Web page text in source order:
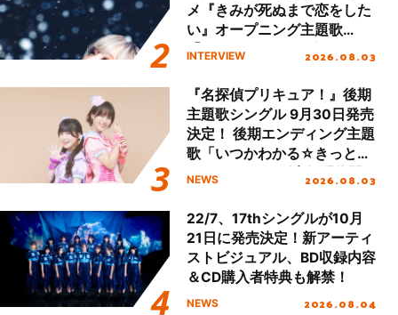
メ『きみが死ぬまで恋をした
い』オープニング主題歌
「Amore」インタビュー
INTERVIEW 2026.08.03
『名探偵プリキュア！』後期
主題歌シングル 9月30日発売
決定！ 後期エンディング主題
歌「いつかわかる☆きっとあ
える」TVサイズ先行配信開
NEWS 2026.08.03
22/7、17thシングルが10月
21日に発売決定！新アーティ
ストビジュアル、BD収録内容
＆CD購入者特典も解禁！
NEWS 2026.08.04